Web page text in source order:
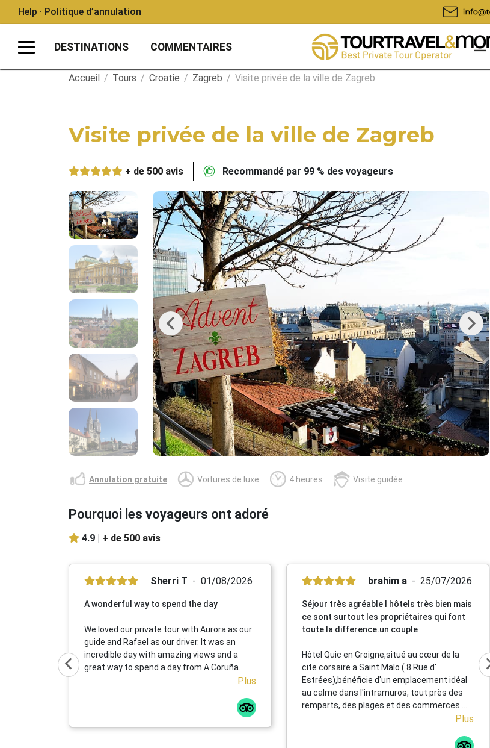
Help · Politique d’annulation
DESTINATIONS COMMENTAIRES
Accueil / Tours / Croatie / Zagreb / Visite privée de la ville de Zagreb
Visite privée de la ville de Zagreb
+ de 500 avis Recommandé par 99 % des voyageurs
Previous Next
Annulation gratuite Voitures de luxe 4 heures Visite guidée
Pourquoi les voyageurs ont adoré
4.9 | + de 500 avis
Sherri T 01/08/2026
A wonderful way to spend the day
We loved our private tour with Aurora as our
guide and Rafael as our driver. It was an
incredible day with amazing views and a
great way to spend a day from A Coruña.
Plus
brahim a 25/07/2026
Séjour très agréable l hôtels très bien mais
ce sont surtout les propriétaires qui font
toute la difference.un couple
Hôtel Quic en Groigne,situé au cœur de la
cite corsaire a Saint Malo ( 8 Rue d'
Estrées),bénéficie d'un emplacement idéal
au calme dans l'intramuros, tout près des
remparts, des plages et des commerces.
Cet établissement chaleureux propose des
Plus